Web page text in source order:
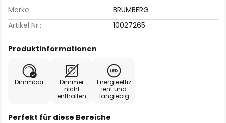
Marke:
BRUMBERG
Artikel Nr.:
10027265
Produktinformationen
Dimmbar
Dimmer
nicht
enthalten
Energieeffiz
ient und
langlebig
Perfekt für diese Bereiche